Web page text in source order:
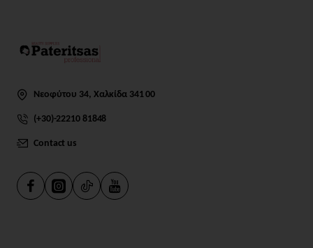
Νεοφύτου 34, Χαλκίδα 341 00
(+30)-22210 81848
Contact us